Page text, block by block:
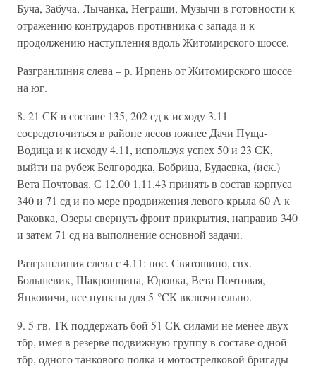
Буча, Забуча, Лычанка, Неграши, Музычи в готовности к
отражению контрударов противника с запада и к
продолжению наступления вдоль Житомирского шоссе.
Разгранлиния слева – р. Ирпень от Житомирского шоссе
на юг.
8. 21 СК в составе 135, 202 сд к исходу 3.11
сосредоточиться в районе лесов южнее Дачи Пуща-
Водица и к исходу 4.11, используя успех 50 и 23 СК,
выйти на рубеж Белгородка, Бобрица, Будаевка, (иск.)
Вета Почтовая. С 12.00 1.11.43 принять в состав корпуса
340 и 71 сд и по мере продвижения левого крыла 60 А к
Раковка, Озеры свернуть фронт прикрытия, направив 340
и затем 71 сд на выполнение основной задачи.
Разгранлиния слева с 4.11: пос. Святошино, свх.
Большевик, Шакровщина, Юровка, Вета Почтовая,
Янковичи, все пункты для 5 °CК включительно.
9. 5 гв. ТК поддержать бой 51 СК силами не менее двух
тбр, имея в резерве подвижную группу в составе одной
тбр, одного танкового полка и мотострелковой бригады